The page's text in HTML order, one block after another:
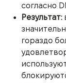
согласно
Результат:
гораздо